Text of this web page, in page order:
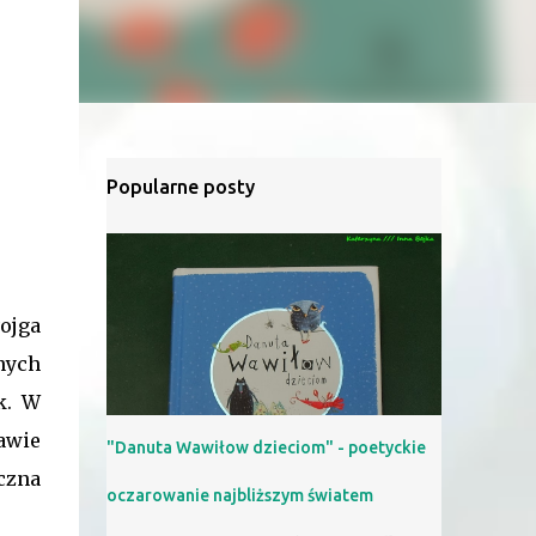
W
Popularne posty
"Danuta Wawiłow dzieciom" - poetyckie
oczarowanie najbliższym światem